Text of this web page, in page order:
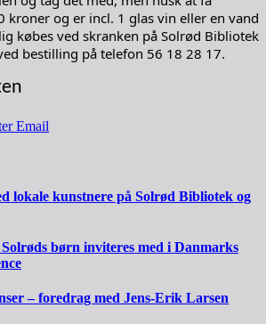
kroner og er incl. 1 glas vin eller en vand
købes ved skranken på Solrød Bibliotek
bestilling på telefon 56 18 28 17.
Email
lokale kunstnere på Solrød Bibliotek og
børn inviteres med i Danmarks
– foredrag med Jens-Erik Larsen